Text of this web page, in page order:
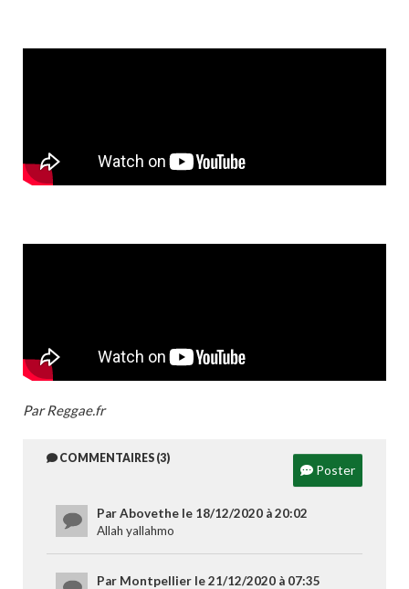
Par Reggae.fr
COMMENTAIRES (3)
Poster
Par Abovethe le 18/12/2020 à 20:02
Allah yallahmo
Par Montpellier le 21/12/2020 à 07:35